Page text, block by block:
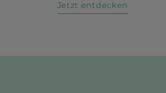
Jetzt entdecken